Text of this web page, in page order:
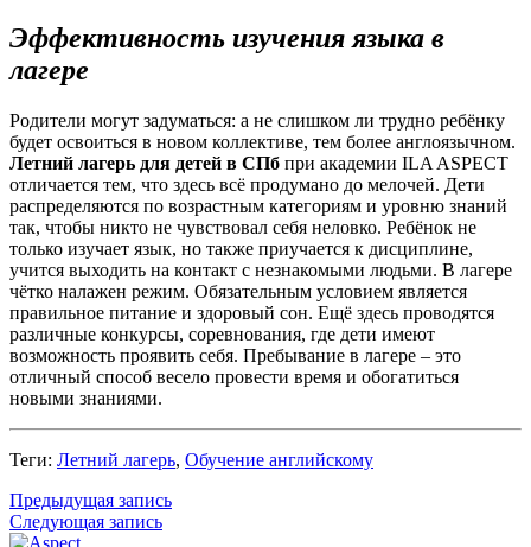
Эффективность изучения языка в
лагере
Родители могут задуматься: а не слишком ли трудно ребёнку
будет освоиться в новом коллективе, тем более англоязычном.
Летний лагерь для детей в СПб при академии ILA ASPECT
отличается тем, что здесь всё продумано до мелочей. Дети
распределяются по возрастным категориям и уровню знаний
так, чтобы никто не чувствовал себя неловко. Ребёнок не
только изучает язык, но также приучается к дисциплине,
учится выходить на контакт с незнакомыми людьми. В лагере
чётко налажен режим. Обязательным условием является
правильное питание и здоровый сон. Ещё здесь проводятся
различные конкурсы, соревнования, где дети имеют
возможность проявить себя. Пребывание в лагере – это
отличный способ весело провести время и обогатиться
новыми знаниями.
Теги: Летний лагерь, Обучение английскому
Предыдущая запись
Следующая запись